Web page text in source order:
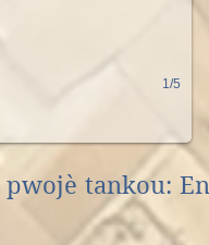
1/5
pwojè tankou: